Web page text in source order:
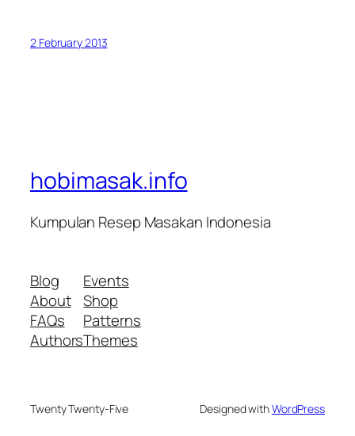
2 February 2013
hobimasak.info
Kumpulan Resep Masakan Indonesia
Blog
About
FAQs
Authors
Events
Shop
Patterns
Themes
Twenty Twenty-Five Designed withWordPress